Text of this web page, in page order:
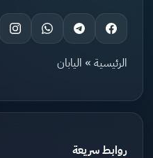
الرئيسية » اليابان
روابط سريعة